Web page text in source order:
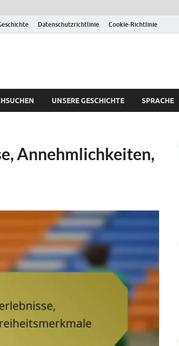
Datenschutzrichtlinie Cookie-Richtlinie
UNSERE GESCHICHTE SPRACHE
Annehmlichkeiten,